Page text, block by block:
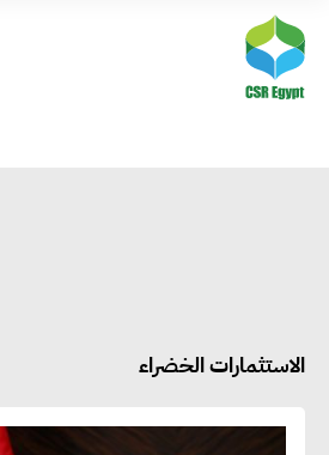
الاستثمارات الخضراء